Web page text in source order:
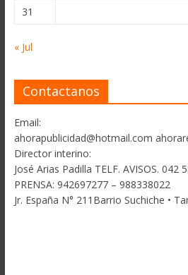
31
« Jul
Contactanos
Email:
ahorapublicidad@hotmail.com
Director interino:
José Arias Padilla TELF. AVISOS. 042
PRENSA: 942697277 – 988338022
Jr. España N° 211Barrio Suchiche •